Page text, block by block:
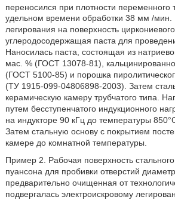
переносился при плотности переменного
удельном времени обработки 38 мм /мин.
легирования на поверхность
углеродосодержащая паста для
Наносилась паста, состоящая из
мас. % (ГОСТ 13078-81),
(ГОСТ 5100-85) и порошка
(ТУ 1915-099-04806898-2003). Затем
керамическую камеру трубчатого типа.
путем бесступенчатого индукционного
на индукторе 90 кГц до температуры
Затем стальную основу с покрытием
камере до комнатной температуры.
Пример 2. Рабочая поверхность
пуансона для пробивки отверстий
предварительно очищенная от
подвергалась электроискровому